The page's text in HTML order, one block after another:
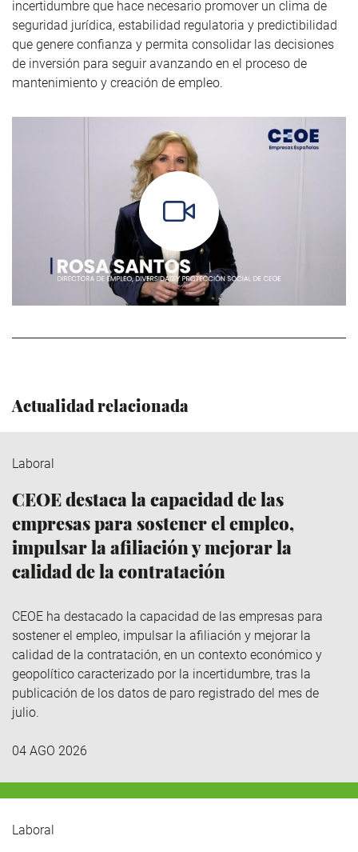
incertidumbre que hace necesario promover un clima de
seguridad jurídica, estabilidad regulatoria y predictibilidad
que genere confianza y permita consolidar las decisiones
de inversión para seguir avanzando en el proceso de
mantenimiento y creación de empleo.
Actualidad relacionada
Laboral
CEOE destaca la capacidad de las
empresas para sostener el empleo,
impulsar la afiliación y mejorar la
calidad de la contratación
CEOE ha destacado la capacidad de las empresas para
sostener el empleo, impulsar la afiliación y mejorar la
calidad de la contratación, en un contexto económico y
geopolítico caracterizado por la incertidumbre, tras la
publicación de los datos de paro registrado del mes de
julio.
04 AGO 2026
Laboral